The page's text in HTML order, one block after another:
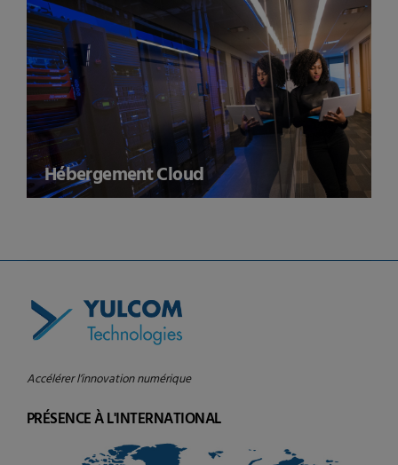
Hébergement Cloud
Accélérer l’innovation numérique
PRÉSENCE À L'INTERNATIONAL